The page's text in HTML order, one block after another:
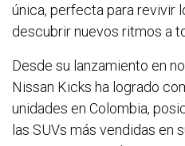
única, perfecta para revivir
descubrir nuevos ritmos a
Desde su lanzamiento en
Nissan Kicks ha logrado
unidades en Colombia,
las SUVs más vendidas en